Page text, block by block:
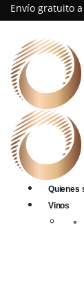
Envío gratuito
Quienes
Vinos